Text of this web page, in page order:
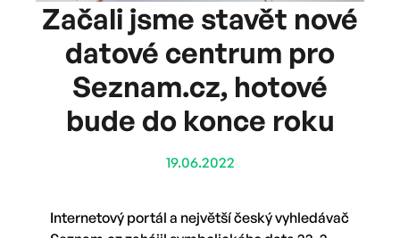
Začali jsme stavět nové
datové centrum pro
Seznam.cz, hotové
bude do konce roku
19.06.2022
Internetový portál a největší český vyhledávač